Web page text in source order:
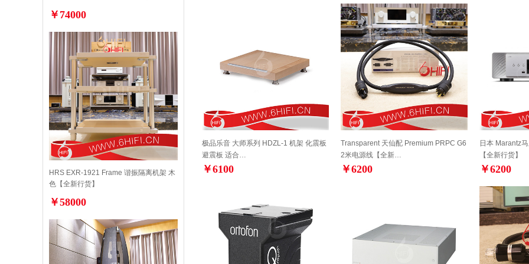
￥74000
HRS EXR-1921 Frame 谐振隔离机架 木
色【全新行货】
￥58000
极品乐音 大师系列 HDZL-1 机架 化震板
避震板 适合…
￥6100
Transparent 天仙配 Premium PRPC G6
2米电源线【全新…
￥6200
日本 Marantz
【全新行货】
￥6200